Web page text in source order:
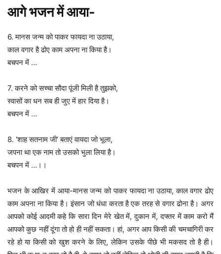
आगे भजन में आया-
6. मानस जन्म को पाकर फायदा ना उठाया,
काल वगार है ढोए काम अपना ना किया है।
बचपन में …
7. करने को सच्चा सौदा पूंजी मिली है तुझको,
स्वासों का धन सब ही जुए में हार दिया है।
बचपन में …
8. ‘शाह सतनाम जी’ बताएं वायदा जो भूला,
जपना था एक नाम तो उसको भुला लिया है।
बचपन में …।।
भजन के आखिर में आया-मानस जन्म को पाकर फायदा ना उठाया, काल वगार ढोए
काम अपना ना किया है। इंसान जो धंधा करता है एक तरह से वगार ढोना है। अगर
आपको कोई आदमी कहे कि सारा दिन मेरे खेत में, दुकान में, दफ्तर में काम करो मैं
आपको कुछ नहीं दूंगा तो हो ही नहीं सकता। हां, अगर आप किसी की चमचागिरी कर
रहे हो या किसी को खुश करने के लिए, लेकिन उसके पीछे भी मकसद तो है ही।